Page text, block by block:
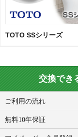
TOTO SSシリーズ
交換でき
ご利用の流れ
無料10年保証